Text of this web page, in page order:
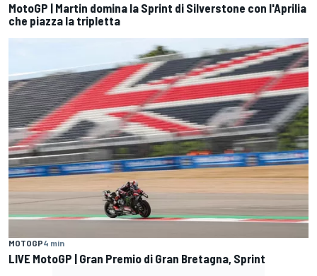
MotoGP | Martin domina la Sprint di Silverstone con l'Aprilia
che piazza la tripletta
MOTOGP4 min
LIVE MotoGP | Gran Premio di Gran Bretagna, Sprint